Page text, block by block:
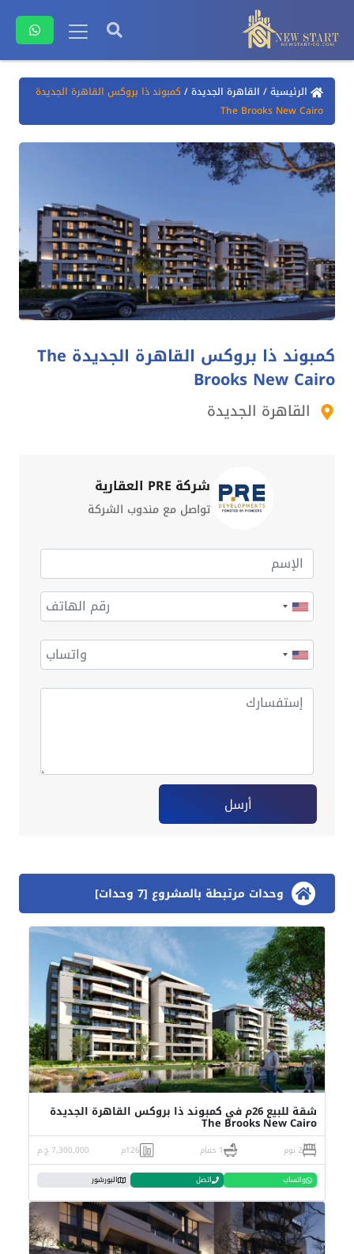
الرئيسية/ القاهرة الجديدة/كمبوند ذا بروكس القاهرة الجديدة
The Brooks New Cairo
كمبوند ذا بروكس القاهرة الجديدة The
Brooks New Cairo
القاهرة الجديدة
شركة PRE العقارية
تواصل مع مندوب الشركة
أرسل
وحدات مرتبطة بالمشروع [7 وحدات]
شقة للبيع 26م في كمبوند ذا بروكس القاهرة الجديدة
The Brooks New Cairo
2 نوم 1 حمام 126م 7,300,000 ج.م
واتساب اتصل البورشور